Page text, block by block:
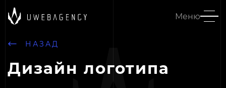
Меню
НАЗАД
Дизайн логотипа